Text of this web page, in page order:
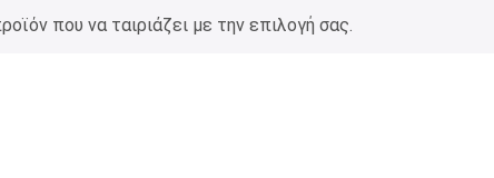
που να ταιριάζει με την επιλογή σας.